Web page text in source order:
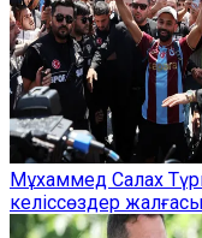
Мұхаммед Салах
келіссөздер